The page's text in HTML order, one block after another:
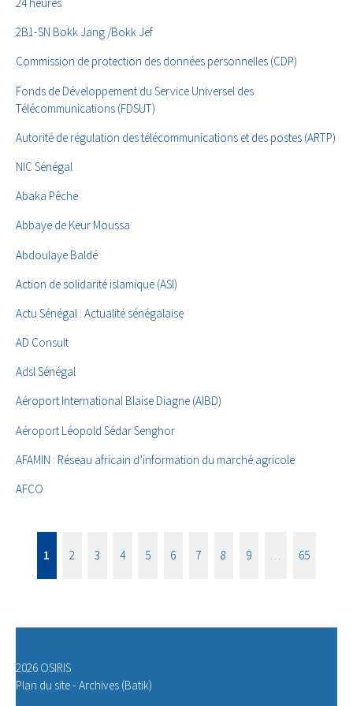
2B1-SN Bokk Jang /Bokk Jef
Commission de protection des données personnelles (CDP)
Fonds de Développement du Service Universel des
Télécommunications (FDSUT)
Autorité de régulation des télécommunications et des postes (ARTP)
NIC Sénégal
Abaka Pêche
Abbaye de Keur Moussa
Abdoulaye Baldé
Action de solidarité islamique (ASI)
Actu Sénégal : Actualité sénégalaise
AD Consult
Adsl Sénégal
Aéroport International Blaise Diagne (AIBD)
Aéroport Léopold Sédar Senghor
AFAMIN : Réseau africain d’information du marché agricole
AFCO
1 2 3 4 5 6 7 8 9 … 65
2026 OSIRIS
Plan du site- Archives (Batik)